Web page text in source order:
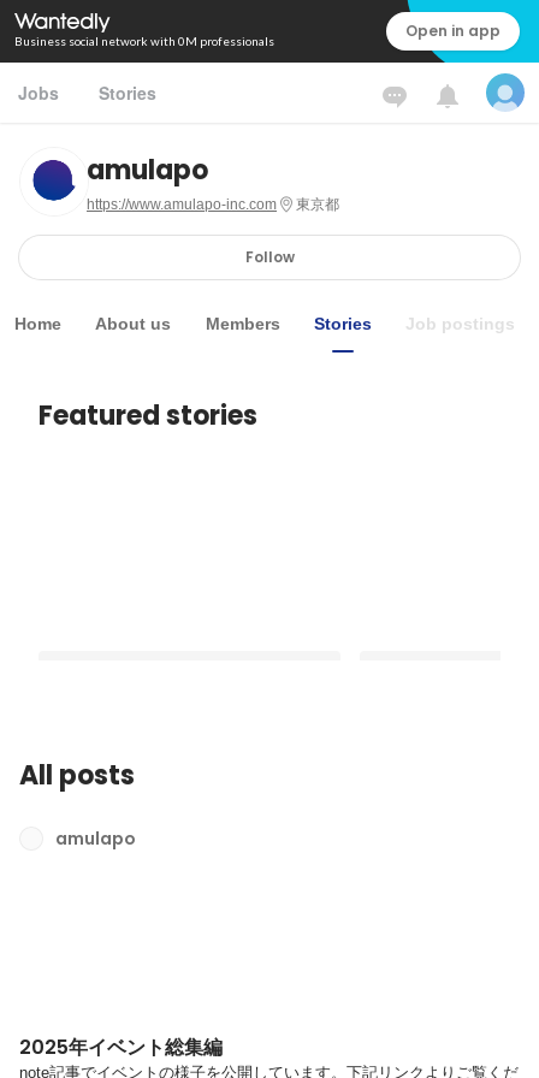
Business social network with 0M professionals Open in app
Jobs Stories
amulapo
https://www.amulapo-inc.com 東京都
Follow
Home About us Members Stories Job postings
Featured stories
Latest
All posts
amulapo
2025年イベント総集編
note記事でイベントの様子を公開しています。下記リンクよりご覧くだ